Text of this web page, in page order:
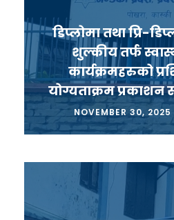
डिप्लोमा तथा प्रि-
शुल्कीय तर्फ
कार्यक्रमहरुको
योग्यताक्रम प्रकाशन
NOVEMBER 30, 2025